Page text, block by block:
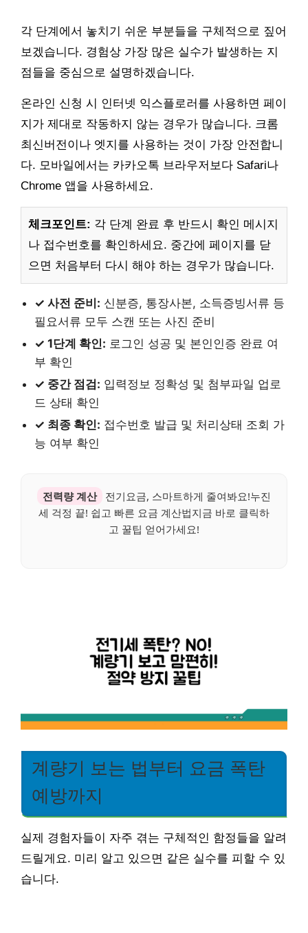
각 단계에서 놓치기 쉬운 부분들을 구체적으로 짚어
보겠습니다. 경험상 가장 많은 실수가 발생하는 지
점들을 중심으로 설명하겠습니다.
온라인 신청 시 인터넷 익스플로러를 사용하면 페이
지가 제대로 작동하지 않는 경우가 많습니다. 크롬
최신버전이나 엣지를 사용하는 것이 가장 안전합니
다. 모바일에서는 카카오톡 브라우저보다 Safari나
Chrome 앱을 사용하세요.
체크포인트: 각 단계 완료 후 반드시 확인 메시지
나 접수번호를 확인하세요. 중간에 페이지를 닫
으면 처음부터 다시 해야 하는 경우가 많습니다.
✓ 사전 준비: 신분증, 통장사본, 소득증빙서류 등
필요서류 모두 스캔 또는 사진 준비
✓ 1단계 확인: 로그인 성공 및 본인인증 완료 여
부 확인
✓ 중간 점검: 입력정보 정확성 및 첨부파일 업로
드 상태 확인
✓ 최종 확인: 접수번호 발급 및 처리상태 조회 가
능 여부 확인
전력량 계산
전기요금, 스마트하게 줄여봐요!누진
세 걱정 끝! 쉽고 빠른 요금 계산법지금 바로 클릭하
고 꿀팁 얻어가세요!
계량기 보는 법부터 요금 폭탄
예방까지
실제 경험자들이 자주 겪는 구체적인 함정들을 알려
드릴게요. 미리 알고 있으면 같은 실수를 피할 수 있
습니다.